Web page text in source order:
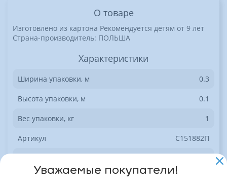
О товаре
Изготовлено из картона Рекомендуется детям от 9 лет
Страна-производитель: ПОЛЬША
Характеристики
Ширина упаковки, м 0.3
Высота упаковки, м 0.1
Вес упаковки, кг 1
Артикул C151882П
Уважаемые покупатели!